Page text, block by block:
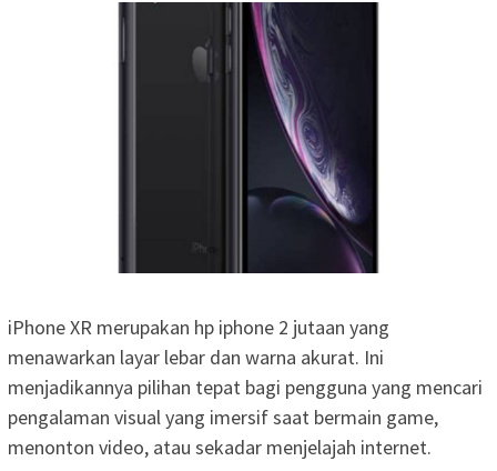
iPhone XR merupakan hp iphone 2 jutaan yang
menawarkan layar lebar dan warna akurat. Ini
menjadikannya pilihan tepat bagi pengguna yang mencari
pengalaman visual yang imersif saat bermain game,
menonton video, atau sekadar menjelajah internet.